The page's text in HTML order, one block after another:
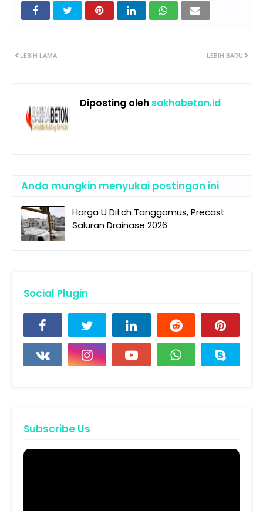
LEBIH BARU
LEBIH LAMA
Diposting oleh sakhabeton.id
Anda mungkin menyukai postingan ini
Harga U Ditch Tanggamus, Precast
Saluran Drainase 2026
Social Plugin
Subscribe Us